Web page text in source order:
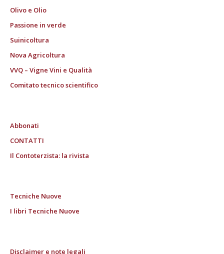
Olivo e Olio
Passione in verde
Suinicoltura
Nova Agricoltura
VVQ – Vigne Vini e Qualità
Comitato tecnico scientifico
Abbonati
CONTATTI
Il Contoterzista: la rivista
Tecniche Nuove
I libri Tecniche Nuove
Disclaimer e note legali